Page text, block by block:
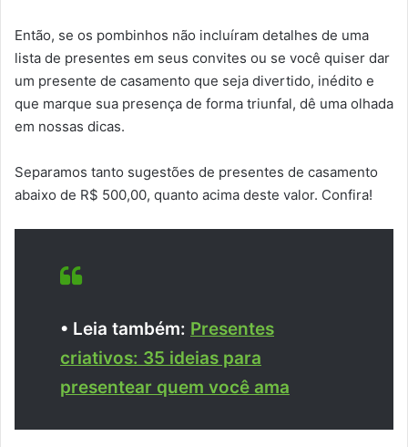
Então, se os pombinhos não incluíram detalhes de uma
lista de presentes em seus convites ou se você quiser dar
um presente de casamento que seja divertido, inédito e
que marque sua presença de forma triunfal, dê uma olhada
em nossas dicas.
Separamos tanto sugestões de presentes de casamento
abaixo de R$ 500,00, quanto acima deste valor. Confira!
• Leia também: Presentes
criativos: 35 ideias para
presentear quem você ama